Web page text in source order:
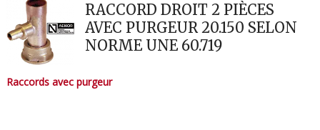
RACCORD DROIT 2 PIÈCES
AVEC PURGEUR 20.150 SELON
NORME UNE 60.719
Raccords avec purgeur